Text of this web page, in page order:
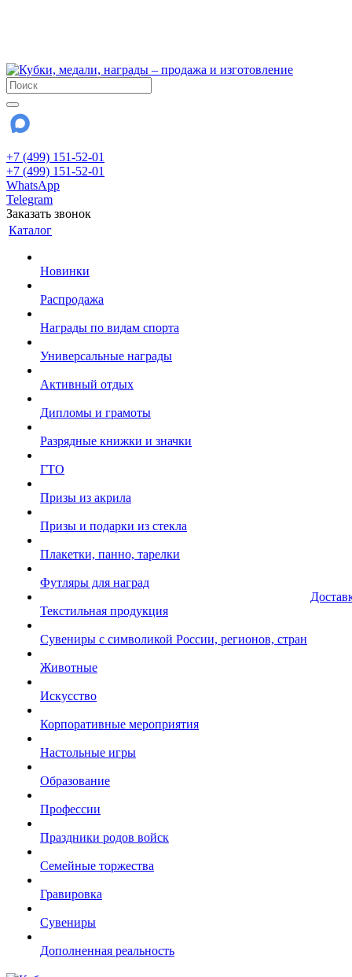
+7 (499) 151-52-01
+7 (499) 151-52-01
WhatsApp
Telegram
Заказать звонок
Каталог
Новинки
Распродажа
Награды по видам спорта
Универсальные награды
Активный отдых
Дипломы и грамоты
Разрядные книжки и значки
ГТО
Призы из акрила
Призы и подарки из стекла
Плакетки, панно, тарелки
Футляры для наград
Текстильная продукция
Сувениры с символикой России, регионов, стран
Животные
Искусство
Корпоративные мероприятия
Настольные игры
Образование
Профессии
Праздники родов войск
Семейные торжества
Гравировка
Сувениры
Дополненная реальность